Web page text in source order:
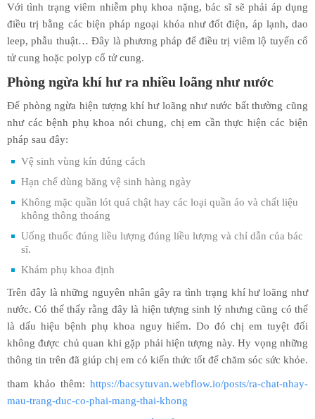
Với tình trạng viêm nhiễm phụ khoa nặng, bác sĩ sẽ phải áp dụng
điều trị bằng các biện pháp ngoại khóa như đốt điện, áp lạnh, dao
leep, phẫu thuật… Đây là phương pháp để điều trị viêm lộ tuyến cổ
tử cung hoặc polyp cổ tử cung.
Phòng ngừa khí hư ra nhiều loãng như nước
Để phòng ngừa hiện tượng khí hư loãng như nước bất thường cũng
như các bệnh phụ khoa nói chung, chị em cần thực hiện các biện
pháp sau đây:
Vệ sinh vùng kín đúng cách
Hạn chế dùng băng vệ sinh hàng ngày
Không mặc quần lót quá chật hay các loại quần áo và chất liệu
không thông thoáng
Uống thuốc đúng liều lượng đúng liều lượng và chỉ dẫn của bác
sĩ.
Khám phụ khoa định
Trên đây là những nguyên nhân gây ra tình trạng khí hư loãng như
nước. Có thể thấy rằng đây là hiện tượng sinh lý nhưng cũng có thể
là dấu hiệu bệnh phụ khoa nguy hiểm. Do đó chị em tuyệt đối
không được chủ quan khi gặp phải hiện tượng này. Hy vọng những
thông tin trên đã giúp chị em có kiến thức tốt để chăm sóc sức khỏe.
tham khảo thêm: https://bacsytuvan.webflow.io/posts/ra-chat-nhay-
mau-trang-duc-co-phai-mang-thai-khong